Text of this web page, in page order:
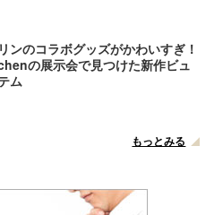
ンのコラボグッズがかわいすぎ！
の展示会で見つけた新作ビュ
ム
もっとみる